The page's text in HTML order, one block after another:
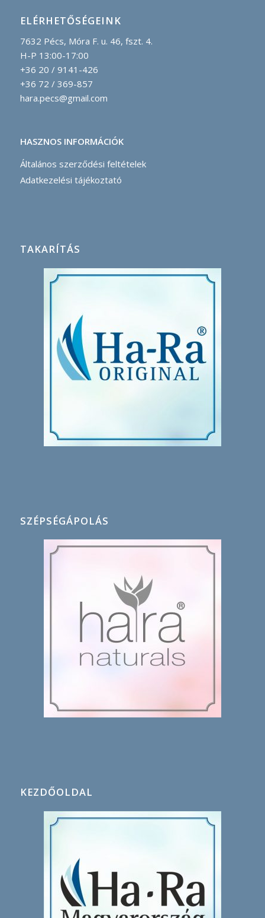
ELÉRHETŐSÉGEINK
7632 Pécs, Móra F. u. 46, fszt. 4.
H-P 13:00-17:00
+36 20 / 9141-426
+36 72 / 369-857
hara.pecs@gmail.com
HASZNOS INFORMÁCIÓK
Általános szerződési feltételek
Adatkezelési tájékoztató
TAKARÍTÁS
SZÉPSÉGÁPOLÁS
KEZDŐOLDAL